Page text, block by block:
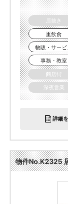
居抜き
重飲食
物販・サービ
事務・教室
商店街
深夜営業
詳細
物件No.K2325